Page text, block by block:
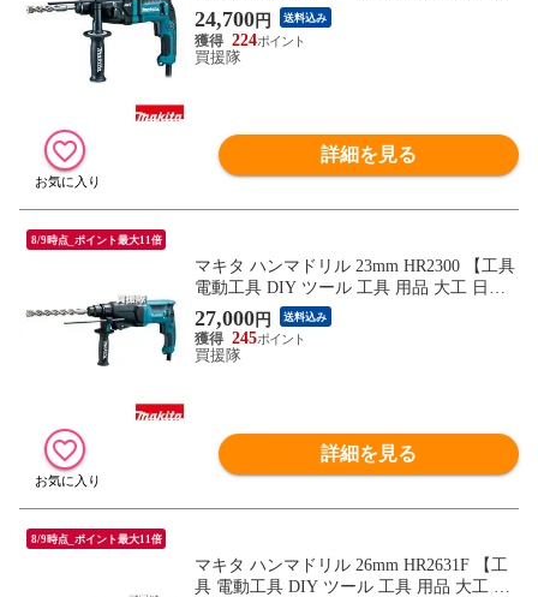
曜大工 穴あけ 穴 ネジ ハツリ makita 正規
品 日本仕様 マキタ正規取扱店】【おしゃ
れ おすすめ】
24,700円 送料込み
224
買援隊
詳細を見る
8/9時点_ポイント最大11倍
マキタ ハンマドリル 23mm HR2300 【工具
電動工具 DIY ツール 工具 用品 大工 日曜
大工 穴あけ 穴 ネジ ハツリ makita 正規品
日本仕様 マキタ正規取扱店】【おしゃれ
おすすめ】
27,000円 送料込み
245
買援隊
詳細を見る
8/9時点_ポイント最大11倍
マキタ ハンマドリル 26mm HR2631F 【工
具 電動工具 DIY ツール 工具 用品 大工 日